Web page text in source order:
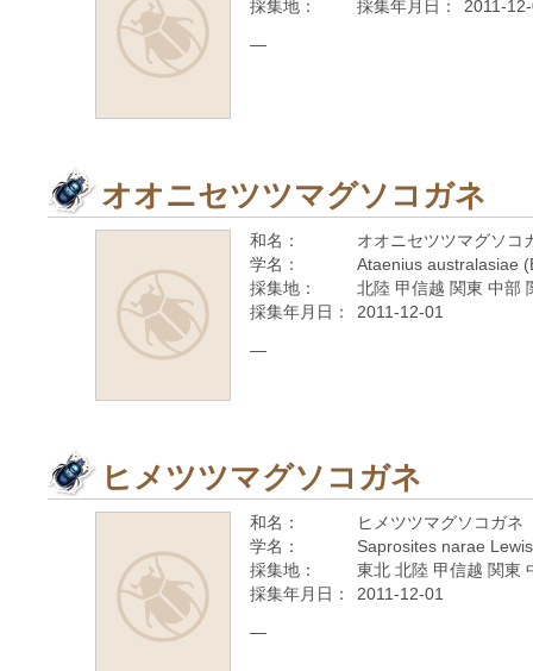
採集地：
採集年月日： 2011-
—
オオニセツツマグソコガネ
和名：
オオニセツツマグソコ
学名：
Ataenius australasiae
採集地：
北陸 甲信越 関東 中部
採集年月日：
2011-12-01
—
ヒメツツマグソコガネ
和名：
ヒメツツマグソコガネ
学名：
Saprosites narae
採集地：
東北 北陸 甲信越 関東
採集年月日：
2011-12-01
—